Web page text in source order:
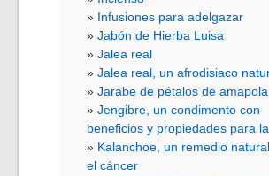
Infusiones para adelgazar
Jabón de Hierba Luisa
Jalea real
Jalea real, un afrodisiaco
Jarabe de pétalos de amapola
Jengibre, un condimento con
beneficios y propiedades para
Kalanchoe, un remedio
el cáncer